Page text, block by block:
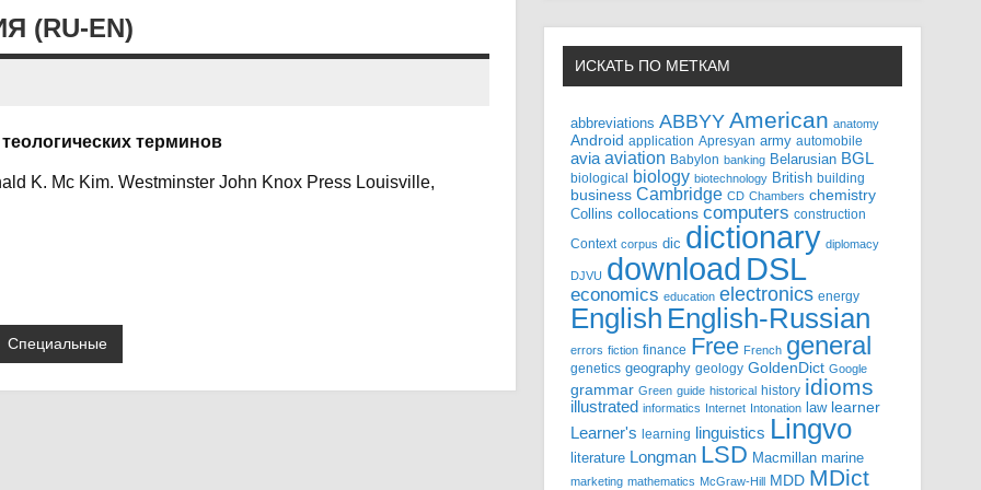
(RU-EN)
терминов
K. Mc Kim. Westminster John Knox Press Louisville,
Специальные
ИСКАТЬ ПО МЕТКАМ
abbreviations ABBYY American anatomy
Android application Apresyan army automobile
avia aviation Babylon banking Belarusian BGL
biological biology biotechnology British building
business Cambridge CD Chambers chemistry
Collins collocations computers construction
Context corpus dic dictionary diplomacy
DJVU download DSL
economics education electronics energy
English English-Russian
errors fiction finance Free French general
genetics geography geology GoldenDict Google
grammar Green guide historical history idioms
illustrated informatics Internet Intonation law learner
Learner's learning linguistics Lingvo
literature Longman LSD Macmillan marine
marketing mathematics McGraw-Hill MDD MDict